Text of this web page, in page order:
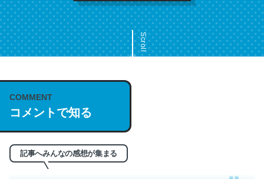
Scroll
COMMENT
コメントで知る
記事へみんなの感想が集まる
これは名文。彼はとてもクレバーなんだろうなと凄く思
う。英語少しでも読める人は原文もお勧め。自分はこの流
─今のこの状況が信じられるかい？ by ラーズ・ヌートバー